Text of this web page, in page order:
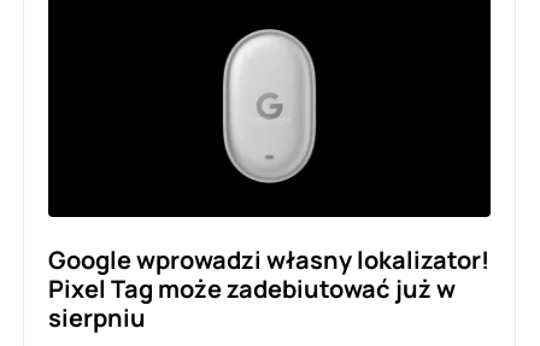
Google wprowadzi własny lokalizator!
Pixel Tag może zadebiutować już w
sierpniu